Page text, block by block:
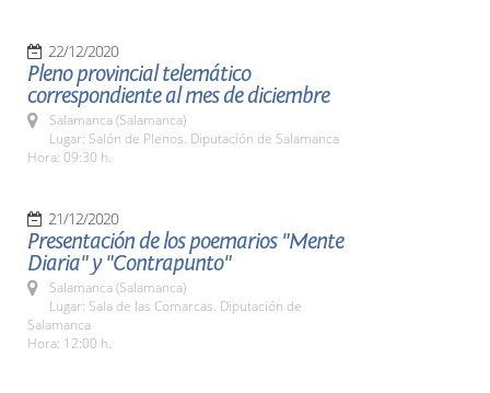
22/12/2020
Pleno provincial telemático
correspondiente al mes de diciembre
Salamanca (Salamanca)
Lugar: Salón de Plenos. Diputación de Salamanca
Hora: 09:30 h.
21/12/2020
Presentación de los poemarios "Mente
Diaria" y "Contrapunto"
Salamanca (Salamanca)
Lugar: Sala de las Comarcas. Diputación de
Salamanca
Hora: 12:00 h.